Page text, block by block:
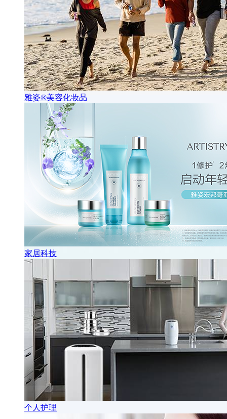
雅姿®美容化妆品
家居科技
个人护理